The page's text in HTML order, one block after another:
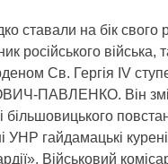
ставали на бік
російського війська,
Св. Гергія ІV
ПАВЛЕНКО. Він
УНР гайдамацькі
Військовий